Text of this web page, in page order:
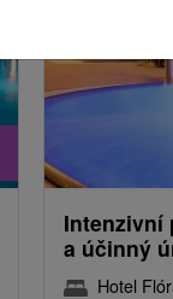
Intenzivní
a účinný
Hotel